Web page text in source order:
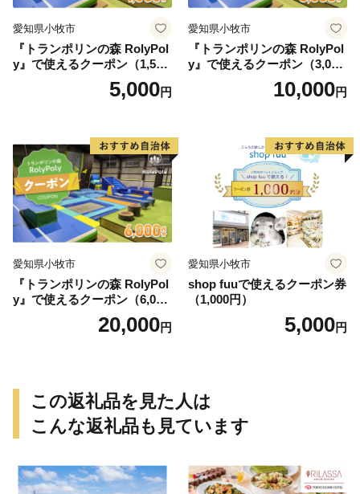
愛知県小牧市
『トランポリンの森 RolyPol
y』で使えるクーポン（1,500
5,000円
愛知県小牧市
『トランポリンの森 RolyPol
y』で使えるクーポン（3,000
10,000円
愛知県小牧市
『トランポリンの森 RolyPol
y』で使えるクーポン（6,000
20,000円
愛知県小牧市
shop fuuで使えるクーポン券
（1,000円）
5,000円
この返礼品を見た人は
こんな返礼品も見ています